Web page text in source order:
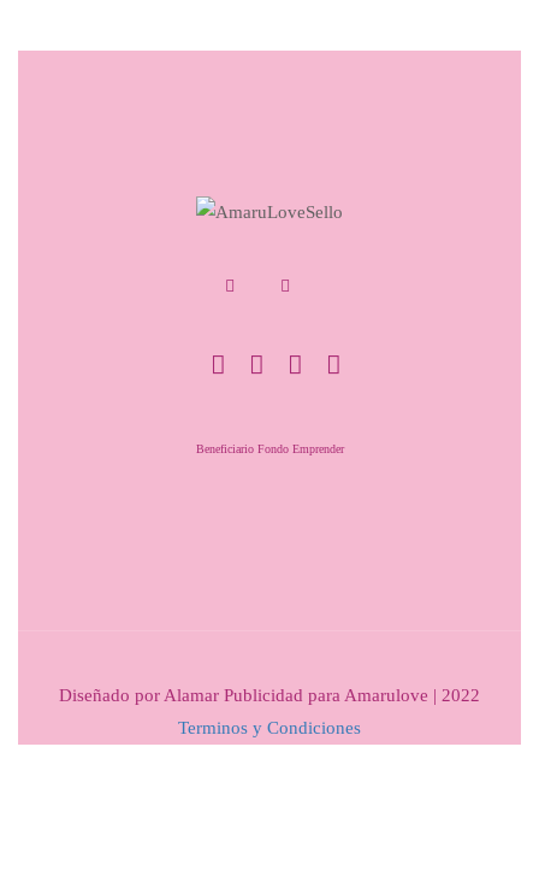
Beneficiario Fondo Emprender
Diseñado por Alamar Publicidad para Amarulove | 2022
Terminos y Condiciones